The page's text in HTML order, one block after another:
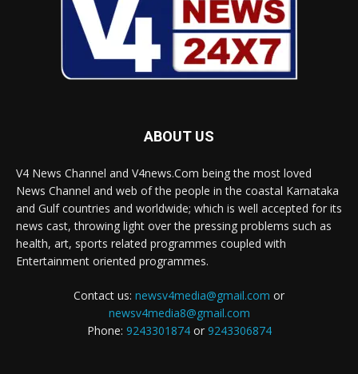
ABOUT US
V4 News Channel and V4news.Com being the most loved
News Channel and web of the people in the coastal Karnataka
and Gulf countries and worldwide; which is well accepted for its
news cast, throwing light over the pressing problems such as
health, art, sports related programmes coupled with
Entertainment oriented programmes.
Contact us: newsv4media@gmail.com or
newsv4media8@gmail.com
Phone: 9243301874or 9243306874